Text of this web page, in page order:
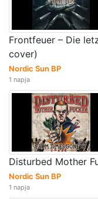
Frontfeuer – Die
cover)
Nordic Sun BP
1 napja
Disturbed Mother
Nordic Sun BP
1 napja